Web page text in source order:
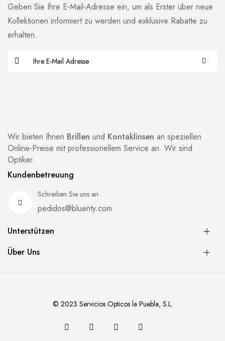
Wir bieten Ihnen Brillen und Kontaklinsen an speziellen
Online-Preise mit professionellem Service an. Wir sind
Optiker.
Kundenbetreuung
Schreiben Sie uns an
pedidos@bluenty.com
Unterstützen
Über Uns
Geben Sie Ihre E-Mail-Adresse ein, um als Erster über neue
Kollektionen informiert zu werden und exklusive Rabatte zu
erhalten.
© 2023 Servicios Opticos la Puebla, S.L.